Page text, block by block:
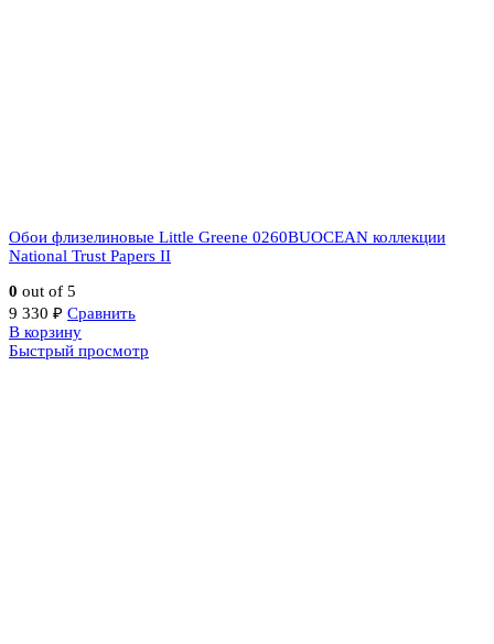
Обои флизелиновые Little Greene 0260BUOCEAN коллекции
National Trust Papers II
0 out of 5
9 330 ₽ Сравнить
В корзину
Быстрый просмотр